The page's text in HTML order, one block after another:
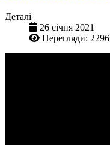
Деталі
26 січня 2021
Перегляди: 2296